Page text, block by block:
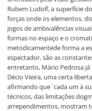
Rubem Ludolf, a superfície
forças onde os elementos,
jogos de ambivalências
formas no espaço e o
metodicamentede forma a
espectador, são as
entretanto, Mário Pedrosa
Décio Vieira, uma certa
afirmando que ´cada um à
técnicos, das limitações
arrependimentos, mostram